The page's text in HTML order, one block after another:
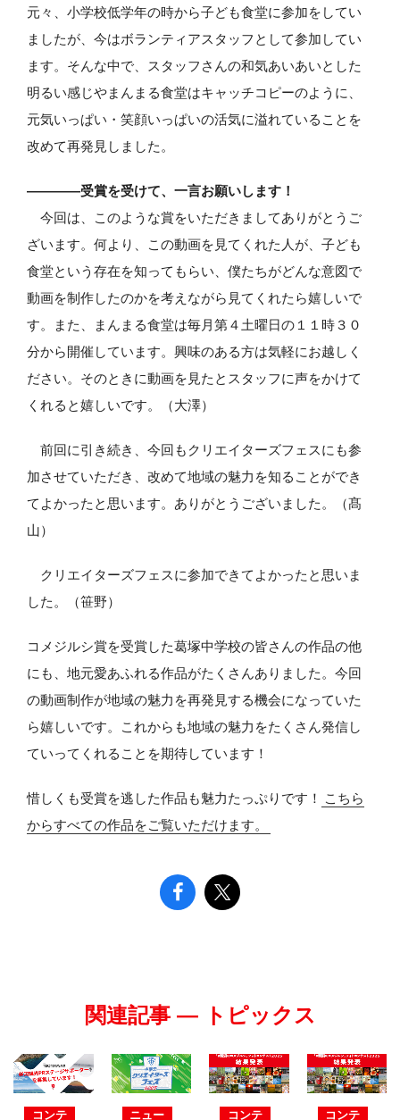
元々、小学校低学年の時から子ども食堂に参加をしてい
ましたが、今はボランティアスタッフとして参加してい
ます。そんな中で、スタッフさんの和気あいあいとした
明るい感じやまんまる食堂はキャッチコピーのように、
元気いっぱい・笑顔いっぱいの活気に溢れていることを
改めて再発見しました。
――――受賞を受けて、一言お願いします！
今回は、このような賞をいただきましてありがとうご
ざいます。何より、この動画を見てくれた人が、子ども
食堂という存在を知ってもらい、僕たちがどんな意図で
動画を制作したのかを考えながら見てくれたら嬉しいで
す。また、まんまる食堂は毎月第４土曜日の１１時３０
分から開催しています。興味のある方は気軽にお越しく
ださい。そのときに動画を見たとスタッフに声をかけて
くれると嬉しいです。（大澤）
前回に引き続き、今回もクリエイターズフェスにも参
加させていただき、改めて地域の魅力を知ることができ
てよかったと思います。ありがとうございました。（髙
山）
クリエイターズフェスに参加できてよかったと思いま
した。（笹野）
コメジルシ賞を受賞した葛塚中学校の皆さんの作品の他
にも、地元愛あふれる作品がたくさんありました。今回
の動画制作が地域の魅力を再発見する機会になっていた
ら嬉しいです。これからも地域の魅力をたくさん発信し
ていってくれることを期待しています！
惜しくも受賞を逃した作品も魅力たっぷりです！
こちら
からすべての作品をご覧いただけます。
関連記事 — トピックス
コンテ
ニュー
コンテ
コンテ